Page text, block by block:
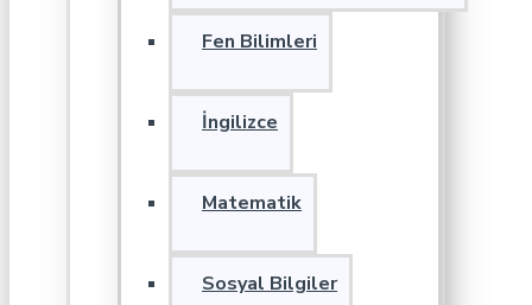
Fen Bilimleri
İngilizce
Matematik
Sosyal Bilgiler